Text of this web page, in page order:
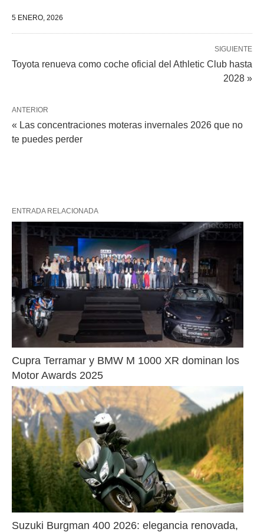
5 ENERO, 2026
SIGUIENTE
Toyota renueva como coche oficial del Athletic Club hasta
2028 »
ANTERIOR
« Las concentraciones moteras invernales 2026 que no
te puedes perder
ENTRADA RELACIONADA
Cupra Terramar y BMW M 1000 XR dominan los
Motor Awards 2025
Suzuki Burgman 400 2026: elegancia renovada,